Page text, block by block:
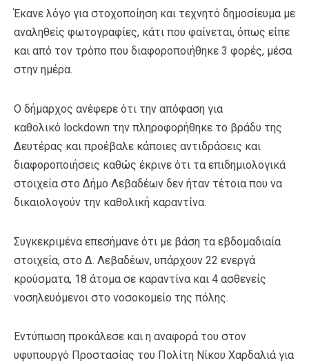
Έκανε λόγο για στοχοποίηση και τεχνητό δημοσίευμα με
αναληθείς φωτογραφίες, κάτι που φαίνεται, όπως είπε
και από τον τρόπο που διαφοροποιήθηκε 3 φορές, μέσα
στην ημέρα.
Ο δήμαρχος ανέφερε ότι την απόφαση για
καθολικό lockdown την πληροφορήθηκε το βράδυ της
Δευτέρας και προέβαλε κάποιες αντιδράσεις και
διαφοροποιήσεις καθώς έκρινε ότι τα επιδημιολογικά
στοιχεία στο Δήμο Λεβαδέων δεν ήταν τέτοια που να
δικαιολογούν την καθολική καραντίνα.
Συγκεκριμένα επεσήμανε ότι με βάση τα εβδομαδιαία
στοιχεία, στο Δ. Λεβαδέων, υπάρχουν 22 ενεργά
κρούσματα, 18 άτομα σε καραντίνα και 4 ασθενείς
νοσηλευόμενοι στο νοσοκομείο της πόλης.
Εντύπωση προκάλεσε και η αναφορά του στον
υφυπουργό Προστασίας του Πολίτη Νίκου Χαρδαλιά για